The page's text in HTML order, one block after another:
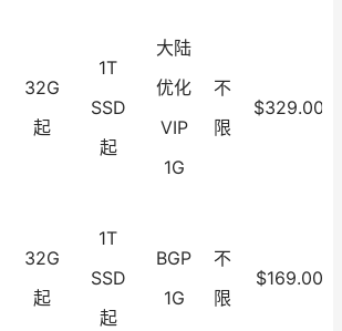
32G
起
1T
SSD
起
大陆
优化
VIP
1G
不
限
$329.00
32G
起
1T
SSD
起
BGP
1G
不
限
$169.00